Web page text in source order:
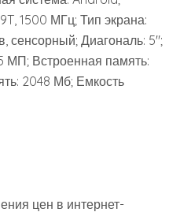
1500 МГц; Тип экрана:
сенсорный; Диагональ: 5″;
МП; Встроенная память:
2048 Мб; Емкость
цен в интернет-